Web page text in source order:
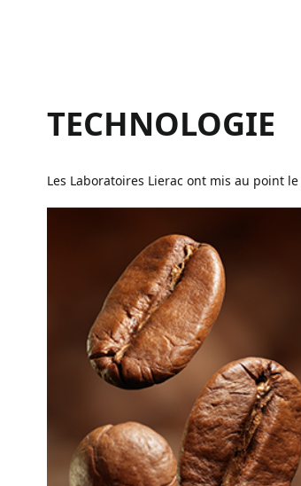
TECHNOLOGIE
Les Laboratoires Lierac ont mis au point le